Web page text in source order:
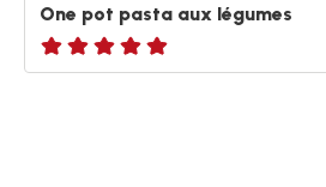
One pot pasta aux légumes
ratings.NaN